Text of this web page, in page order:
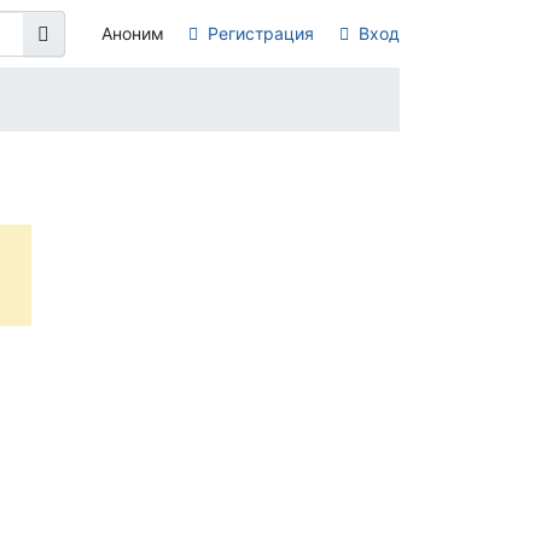
Аноним Регистрация Вход